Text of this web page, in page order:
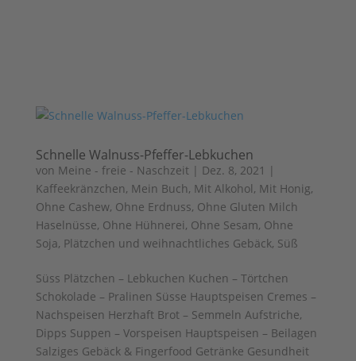
Schnelle Walnuss-Pfeffer-Lebkuchen
von Meine - freie - Naschzeit| Dez. 8, 2021 |
Kaffeekränzchen, Mein Buch, Mit Alkohol, Mit Honig,
Ohne Cashew, Ohne Erdnuss, Ohne Gluten Milch
Haselnüsse, Ohne Hühnerei, Ohne Sesam, Ohne
Soja, Plätzchen und weihnachtliches Gebäck, Süß
Süss Plätzchen – Lebkuchen Kuchen – Törtchen
Schokolade – Pralinen Süsse Hauptspeisen Cremes –
Nachspeisen Herzhaft Brot – Semmeln Aufstriche,
Dipps Suppen – Vorspeisen Hauptspeisen – Beilagen
Salziges Gebäck & Fingerfood Getränke Gesundheit